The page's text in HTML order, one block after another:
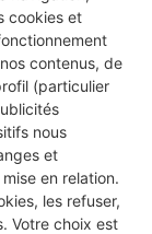
cookies et
contenus, de
(particulier
nous
et
en relation.
les refuser,
Votre choix est